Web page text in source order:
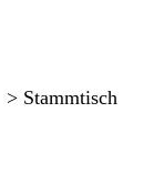
> Stammtisch